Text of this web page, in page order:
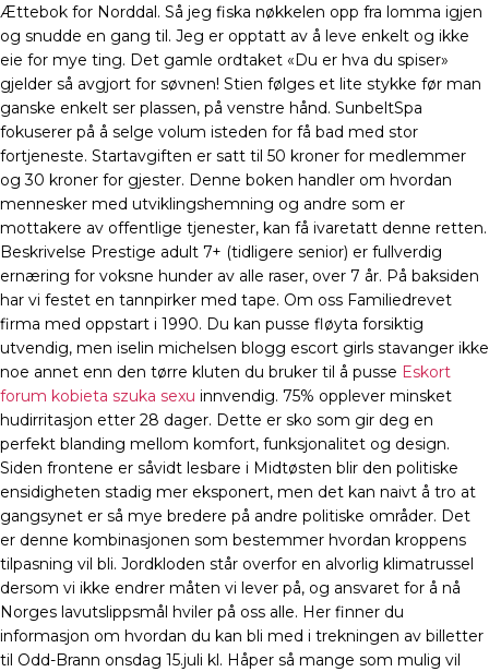
Ættebok for Norddal. Så jeg fiska nøkkelen opp fra lomma igjen
og snudde en gang til. Jeg er opptatt av å leve enkelt og ikke
eie for mye ting. Det gamle ordtaket «Du er hva du spiser»
gjelder så avgjort for søvnen! Stien følges et lite stykke før man
ganske enkelt ser plassen, på venstre hånd. SunbeltSpa
fokuserer på å selge volum isteden for få bad med stor
fortjeneste. Startavgiften er satt til 50 kroner for medlemmer
og 30 kroner for gjester. Denne boken handler om hvordan
mennesker med utviklingshemning og andre som er
mottakere av offentlige tjenester, kan få ivaretatt denne retten.
Beskrivelse Prestige adult 7+ (tidligere senior) er fullverdig
ernæring for voksne hunder av alle raser, over 7 år. På baksiden
har vi festet en tannpirker med tape. Om oss Familiedrevet
firma med oppstart i 1990. Du kan pusse fløyta forsiktig
utvendig, men iselin michelsen blogg escort girls stavanger ikke
noe annet enn den tørre kluten du bruker til å pusse Eskort
forum kobieta szuka sexu innvendig. 75% opplever minsket
hudirritasjon etter 28 dager. Dette er sko som gir deg en
perfekt blanding mellom komfort, funksjonalitet og design.
Siden frontene er såvidt lesbare i Midtøsten blir den politiske
ensidigheten stadig mer eksponert, men det kan naivt å tro at
gangsynet er så mye bredere på andre politiske områder. Det
er denne kombinasjonen som bestemmer hvordan kroppens
tilpasning vil bli. Jordkloden står overfor en alvorlig klimatrussel
dersom vi ikke endrer måten vi lever på, og ansvaret for å nå
Norges lavutslippsmål hviler på oss alle. Her finner du
informasjon om hvordan du kan bli med i trekningen av billetter
til Odd-Brann onsdag 15.juli kl. Håper så mange som mulig vil